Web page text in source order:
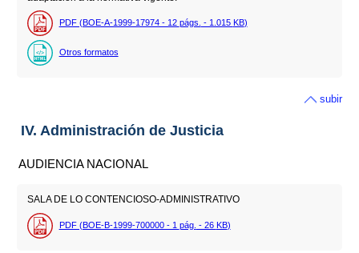
PDF (BOE-A-1999-17974 - 12 págs. - 1.015 KB)
Otros formatos
subir
IV. Administración de Justicia
AUDIENCIA NACIONAL
SALA DE LO CONTENCIOSO-ADMINISTRATIVO
PDF (BOE-B-1999-700000 - 1 pág. - 26 KB)